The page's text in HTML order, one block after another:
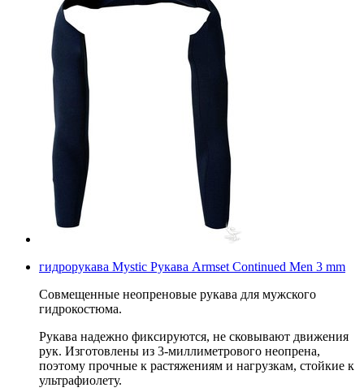
гидрорукава Mystic Рукава Armset Continued Men 3 mm
Совмещенные неопреновые рукава для мужского
гидрокостюма.
Рукава надежно фиксируются, не сковывают движения
рук. Изготовлены из 3-миллиметрового неопрена,
поэтому прочные к растяжениям и нагрузкам, стойкие к
ультрафиолету.